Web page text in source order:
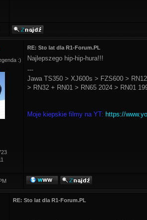
:)
RE: Sto lat dla R1-Forum.PL
Najlepszego hip-hip-hura!!!
---
Jawa TS350 > XJ600s > FZS600 >
> RN32 + RN01 > RN65 2024 > RN01
Moje kiepskie filmy na YT: https://
RE: Sto lat dla R1-Forum.PL